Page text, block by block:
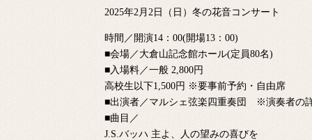
2025年2月2日（日）冬の花音コンサート
時間／開演14：00(開場13：00)
■会場／大倉山記念館ホール(定員80名)
■入場料／一般 2,800円
高校生以下1,500円 ※要事前予約・自由席
■出演者／マルシェ弦楽四重奏団 ※演奏者の
■曲目／
J.S.バッハ 主よ、人の望みの喜びを